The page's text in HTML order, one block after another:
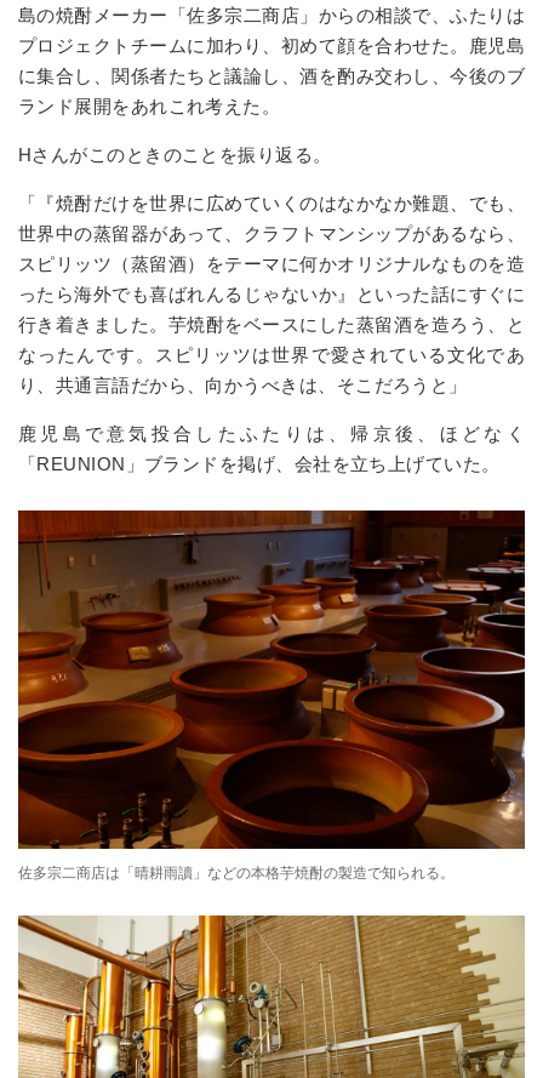
島の焼酎メーカー「佐多宗二商店」からの相談で、ふたりは
プロジェクトチームに加わり、初めて顔を合わせた。鹿児島
に集合し、関係者たちと議論し、酒を酌み交わし、今後のブ
ランド展開をあれこれ考えた。
Hさんがこのときのことを振り返る。
「『焼酎だけを世界に広めていくのはなかなか難題、でも、
世界中の蒸留器があって、クラフトマンシップがあるなら、
スピリッツ（蒸留酒）をテーマに何かオリジナルなものを造
ったら海外でも喜ばれんるじゃないか 』といった話にすぐに
行き着きました。芋焼酎をベースにした蒸留酒を造ろう、と
なったんです。スピリッツは世界で愛されている文化であ
り、共通言語だから、向かうべきは、そこだろうと」
鹿児島で意気投合したふたりは、帰京後、ほどなく
「REUNION」ブランドを掲げ、会社を立ち上げていた。
佐多宗二商店は「晴耕雨讀」などの本格芋焼酎の製造で知られる。